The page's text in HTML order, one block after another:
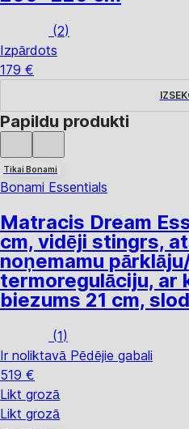
(2)
Izpārdots
179 €
Papildu produkti
Tikai Bonami
Bonami Essentials
Matracis Dream
cm, vidēji stingrs,
noņemamu
termoregulāciju, ar
biezums 21 cm,
(1)
Ir noliktavā Pēdējie gabali
519 €
Likt grozā
Likt grozā